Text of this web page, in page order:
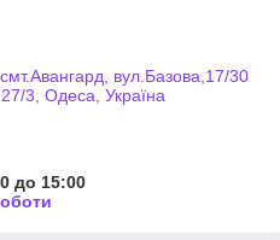
вул.Базова,17/30
3, Одеса, Україна
до 15:00